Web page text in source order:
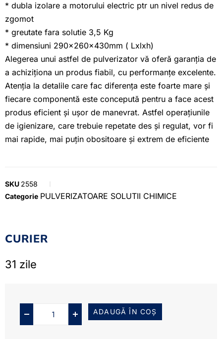
* dubla izolare a motorului electric ptr un nivel redus de
zgomot
* greutate fara solutie 3,5 Kg
* dimensiuni 290x260x430mm ( Lxlxh)
Alegerea unui astfel de pulverizator vă oferă garanția de
a achiziționa un produs fiabil, cu performanțe excelente.
Atenția la detalile care fac diferența este foarte mare și
fiecare componentă este concepută pentru a face acest
produs eficient și ușor de manevrat. Astfel operațiunile
de igienizare, care trebuie repetate des și regulat, vor fi
mai rapide, mai puțin obositoare și extrem de eficiente
SKU 2558
Categorie PULVERIZATOARE SOLUTII CHIMICE
CURIER
31 zile
ADAUGĂ ÎN COȘ